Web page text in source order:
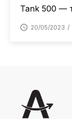
Tank 500 —
20/05/2023